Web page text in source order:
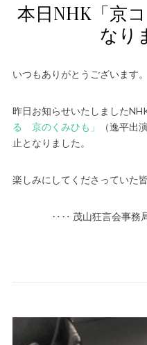
本日NHK「京
なり
いつもありがとうございます。
昨日お知らせいたしました
る 京のくみひも」
（逸平出
止となりました。
楽しみにしてくださっていた
‥‥ 茂山狂言会事務